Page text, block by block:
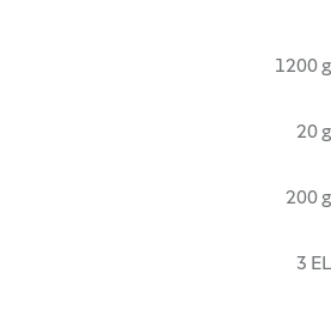
1200 g
20 g
200 g
3 EL